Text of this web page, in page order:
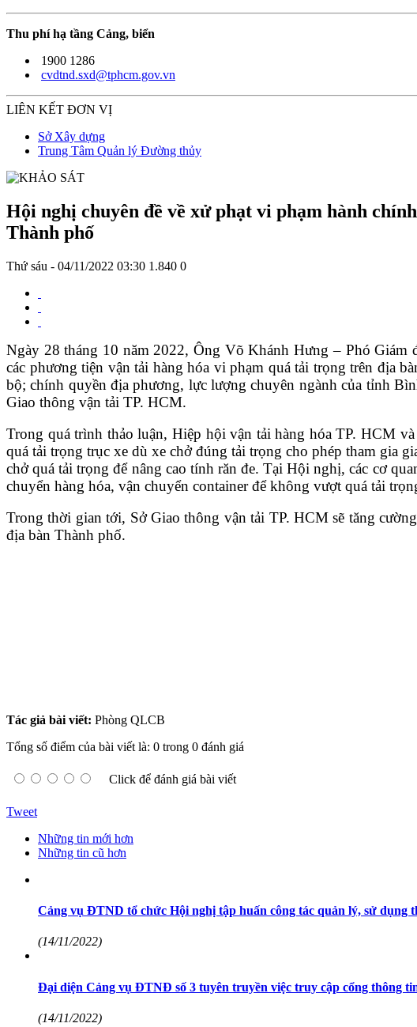
Thu phí hạ tầng Cảng, biển
1900 1286
cvdtnd.sxd@tphcm.gov.vn
LIÊN KẾT ĐƠN VỊ
Sở Xây dựng
Trung Tâm Quản lý Đường thủy
Hội nghị chuyên đề về xử phạt vi phạm hành
Thành phố
Thứ sáu - 04/11/2022 03:30 1.840 0
Ngày 28 tháng 10 năm 2022, Ông Võ Khánh Hưng – Phó
các phương tiện vận tải hàng hóa vi phạm quá tải trọng trên địa
bộ; chính quyền địa phương, lực lượng chuyên ngành của tỉnh
Giao thông vận tải TP. HCM.
Trong quá trình thảo luận, Hiệp hội vận tải hàng hóaTP. HCM
quá tải trọng trục xe dù xe chở đúng tải trọng cho phép tham gia
chở quá tải trọng để nâng cao tính răn đe. Tại Hội nghị, các cơ
chuyển hàng hóa, vận chuyển container để không vượt quá tải
Trong thời gian tới, Sở Giao thông vận tải TP. HCM sẽ tăng
địa bàn Thành phố.
Tác giả bài viết: Phòng QLCB
Tổng số điểm của bài viết là: 0 trong 0 đánh giá
Click để đánh giá bài viết
Tweet
Những tin mới hơn
Những tin cũ hơn
Cảng vụ ĐTND tổ chức Hội nghị tập huấn công tác quản lý, sử dụng
(14/11/2022)
Đại diện Cảng vụ ĐTNĐ số 3 tuyên truyền việc truy cập cổng thông
(14/11/2022)